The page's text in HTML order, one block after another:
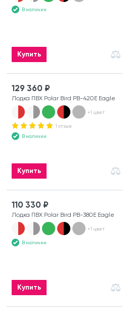
В наличии
Купить
129 360 ₽
Лодка ПВХ Polar Bird PB-420E Eagle
+1 цвет
1 отзыв
В наличии
Купить
110 330 ₽
Лодка ПВХ Polar Bird PB-380E Eagle
+1 цвет
В наличии
Купить